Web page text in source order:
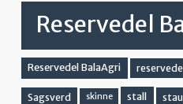
Reservedel
Reservedel BalaAgri
Sagsverd skinne stall